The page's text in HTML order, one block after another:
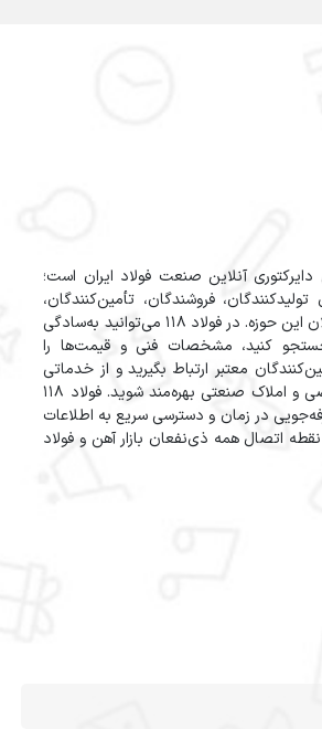
آنلاین صنعت فولاد ایران است؛
فروشندگان، تأمین‌کنندگان،
خریداران و سایر فعالان این حوزه. در فولاد 118 می‌توانید به‌سادگی
کنید، مشخصات فنی و قیمت‌ها را
معتبر ارتباط بگیرید و از خدماتی
مانند کاریابی تخصصی و املاک صنعتی بهره‌مند شوید. فولاد 118
در زمان و دسترسی سریع به اطلاعات
اتصال همه ذی‌نفعان بازار آهن و فولاد